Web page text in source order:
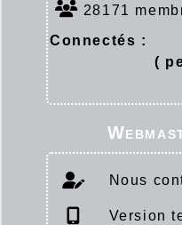
28171
Connectés :
(
Nous
Version